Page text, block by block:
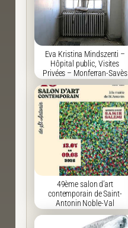
Eva Kristina Mindszenti –
Hôpital public, Visites
Privées – Monferran-Savès
49ème salon d’art
contemporain de Saint-
Antonin Noble-Val